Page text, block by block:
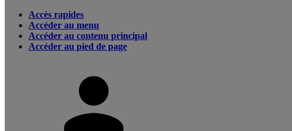
Accès rapides
Accéder au menu
Accéder au contenu principal
Accéder au pied de page